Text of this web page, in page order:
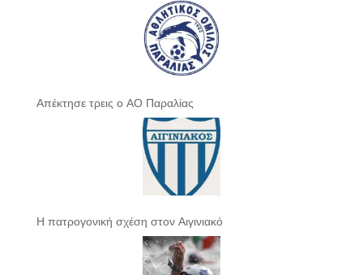
Απέκτησε τρεις ο ΑΟ Παραλίας
Η πατρογονική σχέση στον Αιγινιακό